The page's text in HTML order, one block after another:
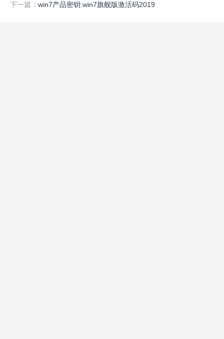
下一篇： win7产品密钥:win7旗舰版激活码2019